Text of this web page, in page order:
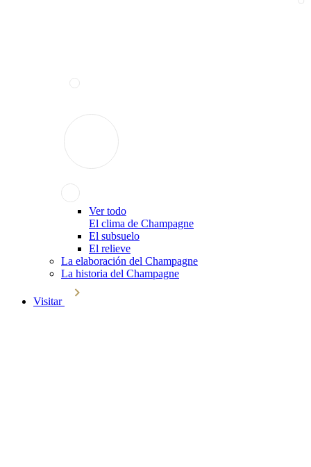
Ver todo
El clima de Champagne
El subsuelo
El relieve
La elaboración del Champagne
La historia del Champagne
Visitar